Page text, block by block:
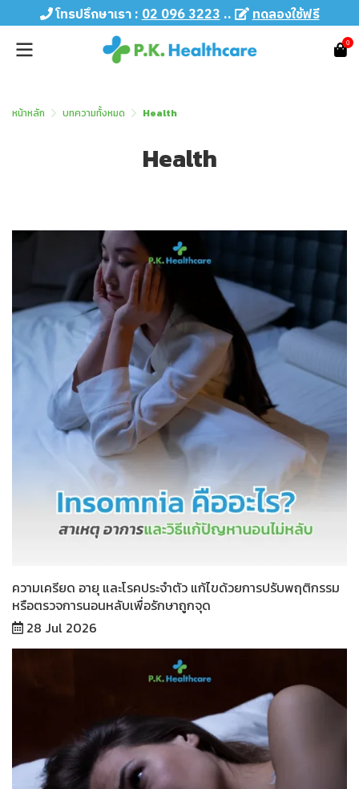
โทรปรึกษาเรา :02 096 3223.. ทดลองใช้ฟรี
0
หน้าหลัก บทความทั้งหมด Health
Health
ความเครียด อายุ และโรคประจำตัว แก้ไขด้วยการปรับพฤติกรรม
หรือตรวจการนอนหลับเพื่อรักษาถูกจุด
28 Jul 2026